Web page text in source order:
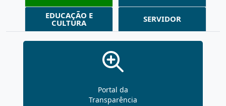
EDUCAÇÃO E
CULTURA SERVIDOR
Portal da
Transparência